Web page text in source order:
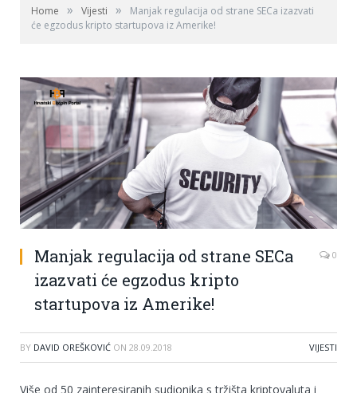
Home » Vijesti »
Manjak regulacija od strane SECa izazvati
će egzodus kripto startupova iz Amerike!
Manjak regulacija od strane SECa
izazvati će egzodus kripto
startupova iz Amerike!
0
BY DAVID OREŠKOVIĆ ON 28.09.2018 VIJESTI
Više od 50 zainteresiranih sudionika s tržišta kriptovaluta i